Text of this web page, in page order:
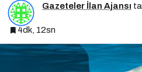
Gazeteler İlan Ajansı
4dk, 12sn